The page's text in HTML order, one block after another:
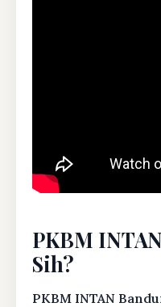
PKBM
Sih?
PKBM INTAN